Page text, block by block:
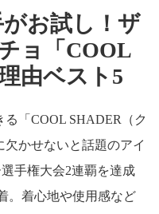
お試し！ザ
ョ「COOL
由ベスト5
「COOL SHADER（ク
かせないと話題のアイ
手権大会2連覇を達成
。着心地や使用感など